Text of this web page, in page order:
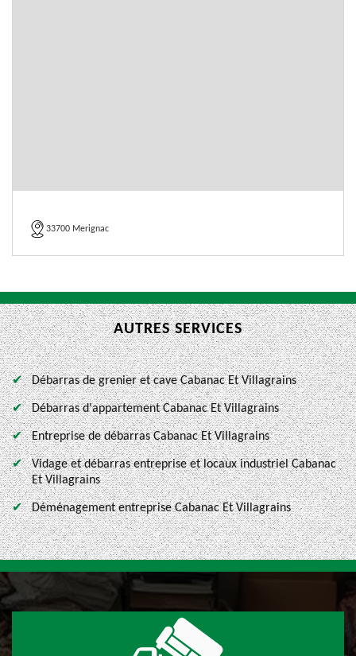
33700 Merignac
AUTRES SERVICES
Débarras de grenier et cave Cabanac Et Villagrains
Débarras d'appartement Cabanac Et Villagrains
Entreprise de débarras Cabanac Et Villagrains
Vidage et débarras entreprise et locaux industriel Cabanac
Et Villagrains
Déménagement entreprise Cabanac Et Villagrains